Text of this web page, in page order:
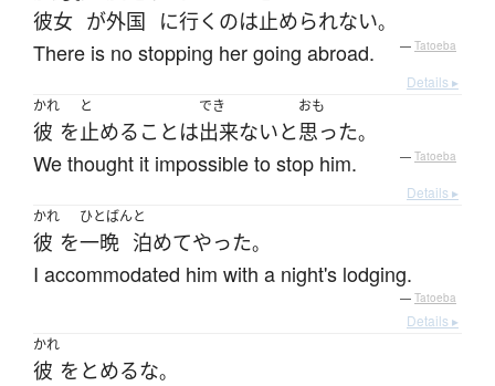
彼女 が外国 に行く のは止められない。
There is no stopping her going abroad. — Tatoeba
Details ▸
かれ
彼 を
と
止める ことは
でき
出来ないと
おも
思った。
We thought it impossible to stop him. — Tatoeba
Details ▸
かれ
彼 を
ひとばん
一晩
と
泊めてやった。
I accommodated him with a night's lodging.
— Tatoeba
Details ▸
かれ
彼 を とめるな。